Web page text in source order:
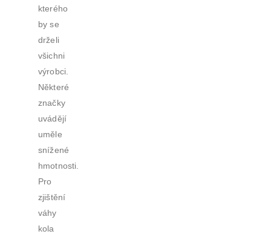
kterého
by se
drželi
všichni
výrobci.
Některé
značky
uvádějí
uměle
snížené
hmotnosti.
Pro
zjištění
váhy
kola